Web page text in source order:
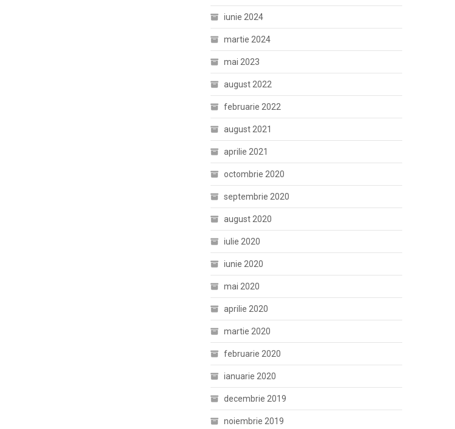
iunie 2024
martie 2024
mai 2023
august 2022
februarie 2022
august 2021
aprilie 2021
octombrie 2020
septembrie 2020
august 2020
iulie 2020
iunie 2020
mai 2020
aprilie 2020
martie 2020
februarie 2020
ianuarie 2020
decembrie 2019
noiembrie 2019